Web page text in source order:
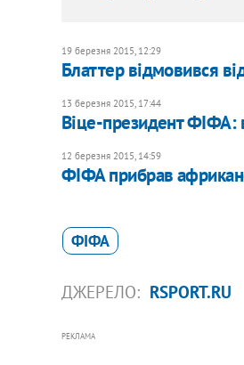
19 березня 2015, 12:29
Блаттер відмовився
13 березня 2015, 17:44
Віце-президент ФІФА:
12 березня 2015, 14:59
ФІФА прибрав
ФІФА
ДЖЕРЕЛО: RSPORT.RU
РЕКЛАМА